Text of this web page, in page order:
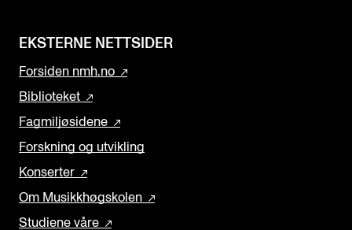
EKSTERNE NETTSIDER
Forsiden nmh.no
Biblioteket
Fagmiljøsidene
Forskning og utvikling
Konserter
Om Musikkhøgskolen
Studiene våre